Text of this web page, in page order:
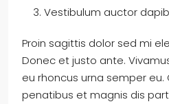
Vestibulum auctor
Proin sagittis dolor sed mi
Donec et justo ante.
eu rhoncus urna semper
penatibus et magnis dis